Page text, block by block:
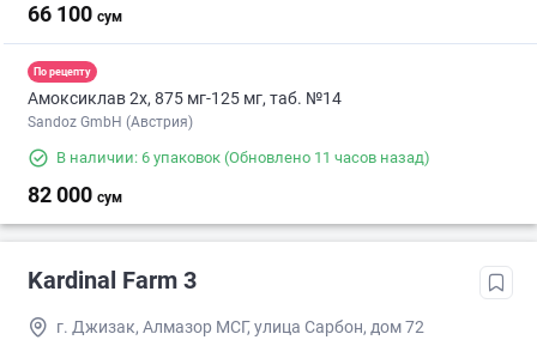
66 100 сум
По рецепту
Амоксиклав 2х, 875 мг-125 мг, таб. №14
Sandoz GmbH (Австрия)
В наличии: 6 упаковок (Обновлено 11 часов назад)
82 000 сум
Kardinal Farm 3
г. Джизак, Алмазор МСГ, улица Сарбон, дом 72